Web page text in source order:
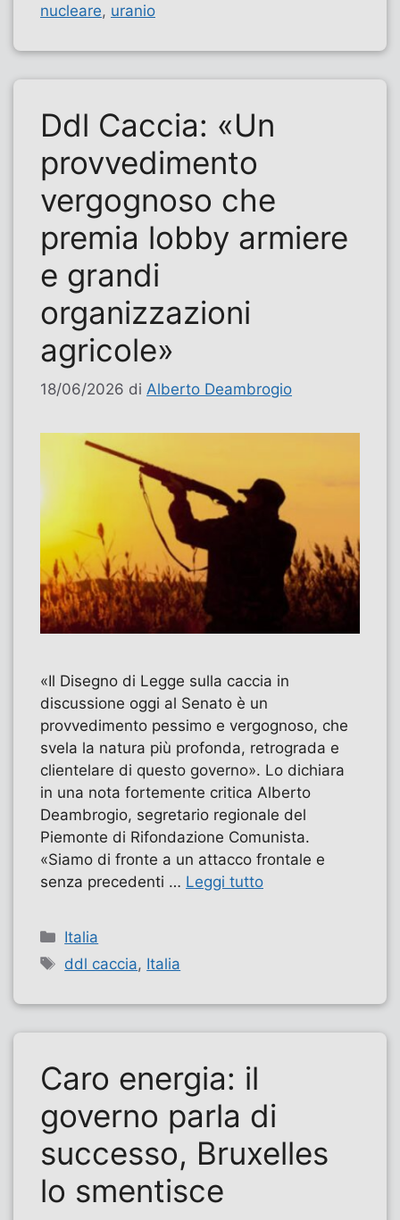
nucleare, uranio
Ddl Caccia: «Un
provvedimento
vergognoso che
premia lobby armiere
e grandi
organizzazioni
agricole»
18/06/2026 di Alberto Deambrogio
«Il Disegno di Legge sulla caccia in
discussione oggi al Senato è un
provvedimento pessimo e vergognoso, che
svela la natura più profonda, retrograda e
clientelare di questo governo». Lo dichiara
in una nota fortemente critica Alberto
Deambrogio, segretario regionale del
Piemonte di Rifondazione Comunista.
«Siamo di fronte a un attacco frontale e
senza precedenti … Leggi tutto
Categorie
Italia
Tag
ddl caccia, Italia
Caro energia: il
governo parla di
successo, Bruxelles
lo smentisce